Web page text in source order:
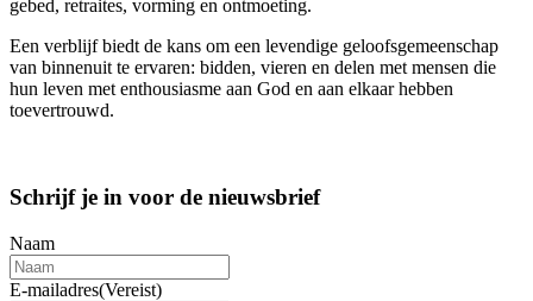
gebed, retraites, vorming en ontmoeting.
Een verblijf biedt de kans om een levendige geloofsgemeenschap
van binnenuit te ervaren: bidden, vieren en delen met mensen die
hun leven met enthousiasme aan God en aan elkaar hebben
toevertrouwd.
Schrijf je in voor de nieuwsbrief
Naam
E-mailadres(Vereist)